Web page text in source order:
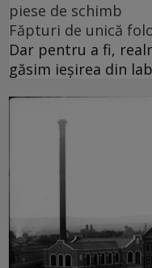
piese de schimb
Făpturi de unică
Dar pentru a fi,
găsim ieșirea din